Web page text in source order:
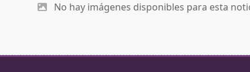
No hay imágenes disponibles para esta